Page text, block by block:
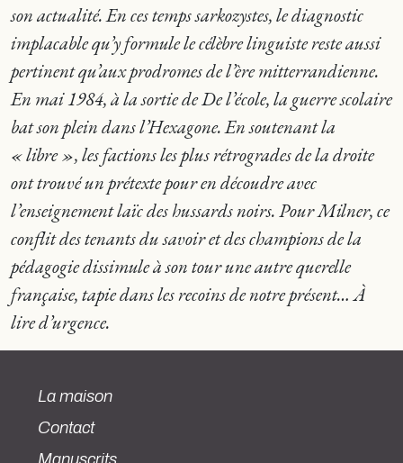
son actualité. En ces temps sarkozystes, le diagnostic
implacable qu’y formule le célèbre linguiste reste aussi
pertinent qu’aux prodromes de l’ère mitterrandienne.
En mai 1984, à la sortie deDe l’école,la guerre scolaire
bat son plein dans l’Hexagone. En soutenant la
« libre », les factions les plus rétrogrades de la droite
ont trouvé un prétexte pour en découdre avec
l’enseignement laïc des hussards noirs. Pour Milner, ce
conflit des tenants du savoir et des champions de la
pédagogie dissimule à son tour une autre querelle
française, tapie dans les recoins de notre présent… À
lire d’urgence.
La maison
Contact
Manuscrits